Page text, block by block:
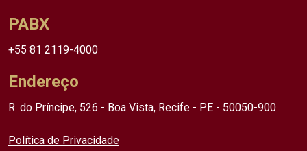
PABX
+55 81 2119-4000
Endereço
R. do Príncipe, 526 - Boa Vista, Recife - PE - 50050-900
Política de Privacidade